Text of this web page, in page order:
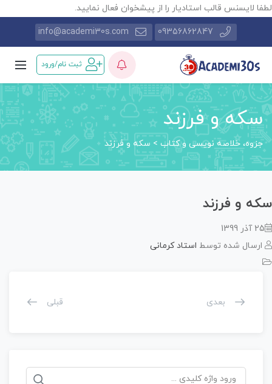
لطفا لایسنس قالب استادیار را از پیشخوان فعال نمایید.
09356862847
info@academi30s.com
ثبت نام/ورود
سکه و فرزند
جزوه، خلاصه نویسی و کتاب> سکه و فرزند
سکه و فرزند
25 آذر 1399
ارسال شده توسط استاد کرمانی
بعدی قبلی
جستجو